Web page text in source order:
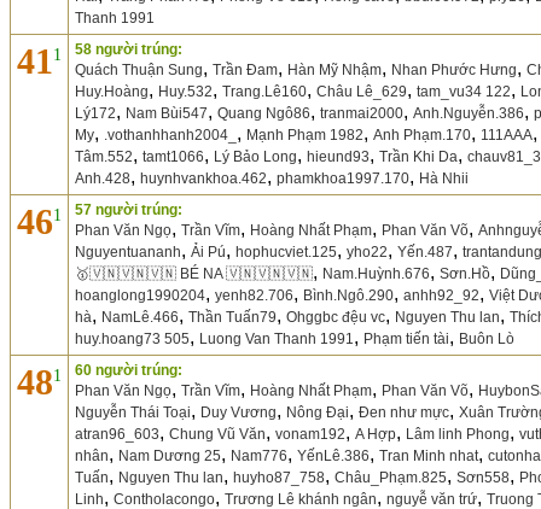
Thanh 1991
411
58 người trúng:
Quách Thuận Sung, Trần Đam, Hàn Mỹ Nhậm, Nhan Phước Hưng,
Huy.Hoàng, Huy.532, Trang.Lê160, Châu Lê_629, tam_vu34 122,
Lý172, Nam Bùi547, Quang Ngô86, tranmai2000, Anh.Nguyễn.386,
My, .vothanhhanh2004_ , Mạnh Phạm 1982, Anh Phạm.170, 111AAA,
Tâm.552, tamt1066, Lý Bảo Long, hieund93, Trần Khi Da,
Anh.428, huynhvankhoa.462, phamkhoa1997.170, Hà Nhii
461
57 người trúng:
Phan Văn Ngọ, Trần Vĩm, Hoàng Nhất Phạm, Phan Văn Võ,
Nguyentuananh, Ải Pú, hophucviet.125, yho22, Yến.487,
🥇🇻🇳🇻🇳🇻🇳 BÉ NA 🇻🇳🇻🇳🇻🇳, Nam.Huỳnh.676, Sơn.Hồ,
hoanglong1990204, yenh82.706, Bình.Ngô.290, anhh92_92, Việt
hà, NamLê.466, Thần Tuấn79, Ohggbc đệu vc, Nguyen Thu lan,
huy.hoang73 505, Luong Van Thanh 1991, Phạm tiến tài, Buôn Lò
481
60 người trúng:
Phan Văn Ngọ, Trần Vĩm, Hoàng Nhất Phạm, Phan Văn Võ,
Nguyễn Thái Toại, Duy Vương, Nông Đại, Đen như mực, Xuân
atran96_603, Chung Vũ Văn, vonam192, A Hợp, Lâm linh Phong,
nhân, Nam Dương 25, Nam776, YếnLê.386, Tran Minh nhat,
Tuấn, Nguyen Thu lan, huyho87_758, Châu_Phạm.825, Sơn558,
Linh, Contholacongo, Trương Lê khánh ngân, nguyễ văn trứ, Truong